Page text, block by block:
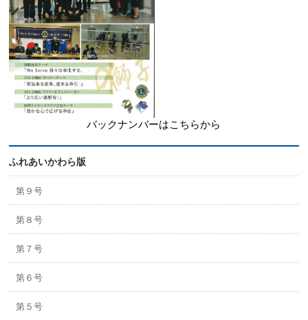
バックナンバーはこちらから
ふれあいかわら版
第９号
第８号
第７号
第６号
第５号